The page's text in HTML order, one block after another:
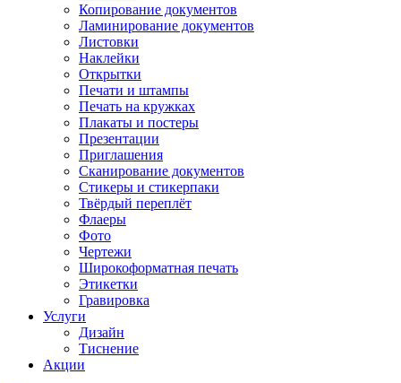
Копирование документов
Ламинирование документов
Листовки
Наклейки
Открытки
Печати и штампы
Печать на кружках
Плакаты и постеры
Презентации
Приглашения
Сканирование документов
Стикеры и стикерпаки
Твёрдый переплёт
Флаеры
Фото
Чертежи
Широкоформатная печать
Этикетки
Гравировка
Услуги
Дизайн
Тиснение
Акции